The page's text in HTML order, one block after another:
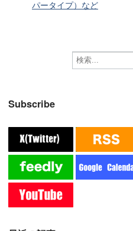
パータイプ）など
Subscribe